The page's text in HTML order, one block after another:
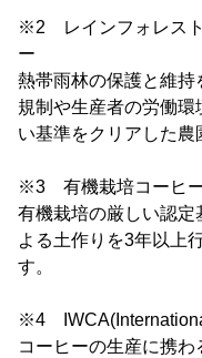
※2 レインフォレスト
ー
熱帯雨林の保護と維
規制や生産者の労働
い基準をクリアした農
※3 有機栽培コーヒ
有機栽培の厳しい認定
よる土作りを3年以上
す。
※4
コーヒーの生産に携わ